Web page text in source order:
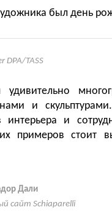
был день
DPA/TASS
и
интерьера и
примеров стоит
Дали
сайт Schiaparelli